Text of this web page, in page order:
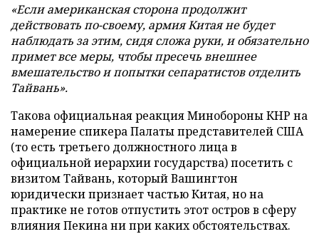
«Если американская сторона продолжит
действовать по-своему, армия Китая не будет
наблюдать за этим, сидя сложа руки, и обязательно
примет все меры, чтобы пресечь внешнее
вмешательство и попытки сепаратистов отделить
Тайвань».
Такова официальная реакция Минобороны КНР на
намерение спикера Палаты представителей США
(то есть третьего должностного лица в
официальной иерархии государства) посетить с
визитом Тайвань, который Вашингтон
юридически признает частью Китая, но на
практике не готов отпустить этот остров в сферу
влияния Пекина ни при каких обстоятельствах.